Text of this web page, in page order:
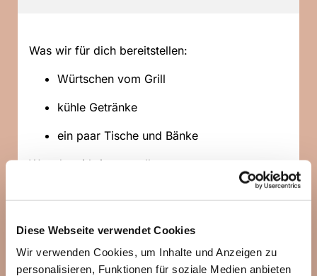
Diese Webseite verwendet Cookies
Wir verwenden Cookies, um Inhalte und Anzeigen zu
personalisieren, Funktionen für soziale Medien anbieten
Was wir für dich bereitstellen:
Würtschen vom Grill
kühle Getränke
ein paar Tische und Bänke
Was du mitbringen solltest:
brauchst
Picknickdecke und /oder Sonnenschutz